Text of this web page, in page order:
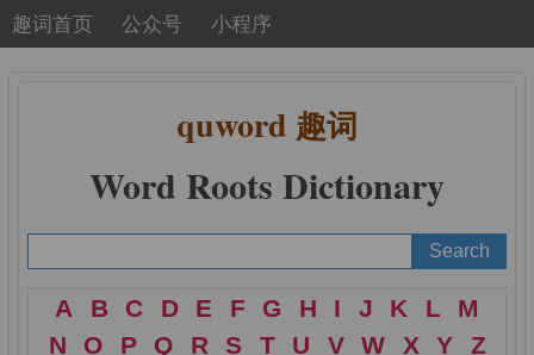
趣词首页 公众号 小程序
quword 趣词
Word Roots Dictionary
A B C D E F G H I J K L
M
N
O P Q R S T U V W X Y Z